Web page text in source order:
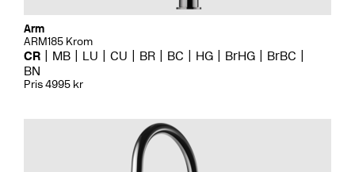
Arm
ARM185 Krom
CR MB LU CU BR BC HG BrHG
BrBC
BN
Pris 4995 kr